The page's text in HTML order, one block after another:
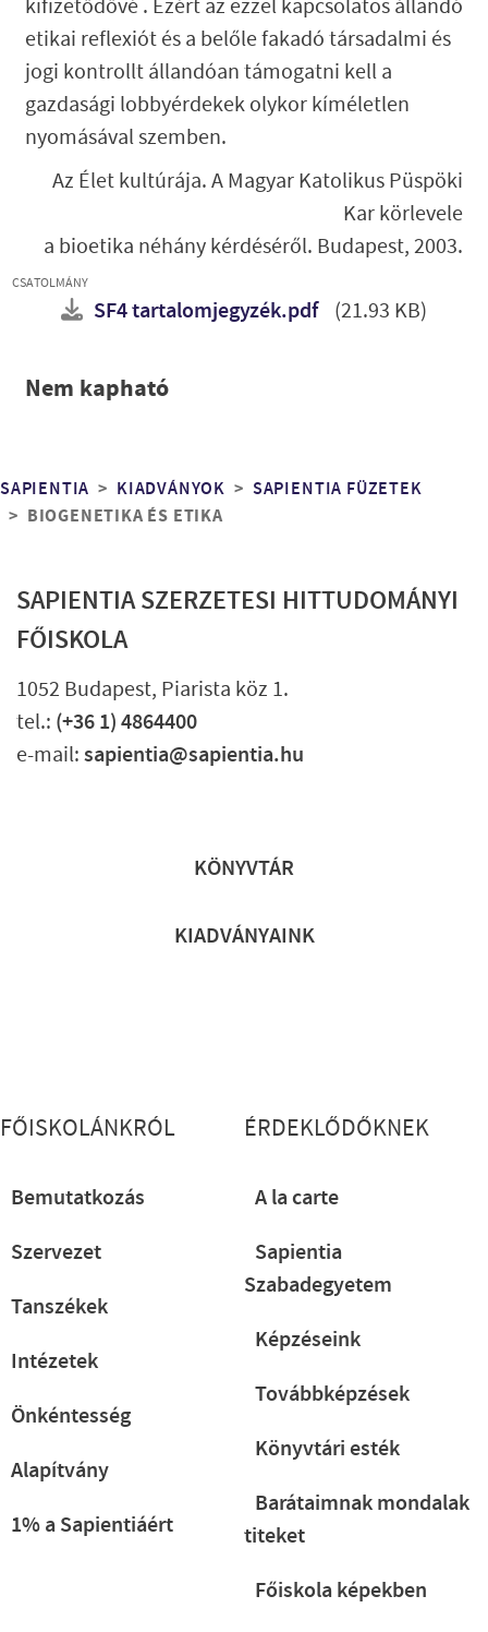
kifizetődővé . Ezért az ezzel kapcsolatos állandó
etikai reflexiót és a belőle fakadó társadalmi és
jogi kontrollt állandóan támogatni kell a
gazdasági lobbyérdekek olykor kíméletlen
nyomásával szemben.
Az Élet kultúrája. A Magyar Katolikus Püspöki
Kar körlevele
a bioetika néhány kérdéséről. Budapest, 2003.
CSATOLMÁNY
SF4 tartalomjegyzék.pdf (21.93 KB)
Nem kapható
Morzsa
SAPIENTIA KIADVÁNYOK SAPIENTIA FÜZETEK
BIOGENETIKA ÉS ETIKA
SAPIENTIA SZERZETESI HITTUDOMÁNYI
FŐISKOLA
1052 Budapest, Piarista köz 1.
tel.: (+36 1) 4864400
e-mail:sapientia@sapientia.hu
KÖNYVTÁR
KIADVÁNYAINK
FŐISKOLÁNKRÓL
Bemutatkozás
Szervezet
Tanszékek
Intézetek
Önkéntesség
Alapítvány
1% a Sapientiáért
ÉRDEKLŐDŐKNEK
A la carte
Sapientia
Szabadegyetem
Képzéseink
Továbbképzések
Könyvtári esték
Barátaimnak mondalak
titeket
Főiskola képekben